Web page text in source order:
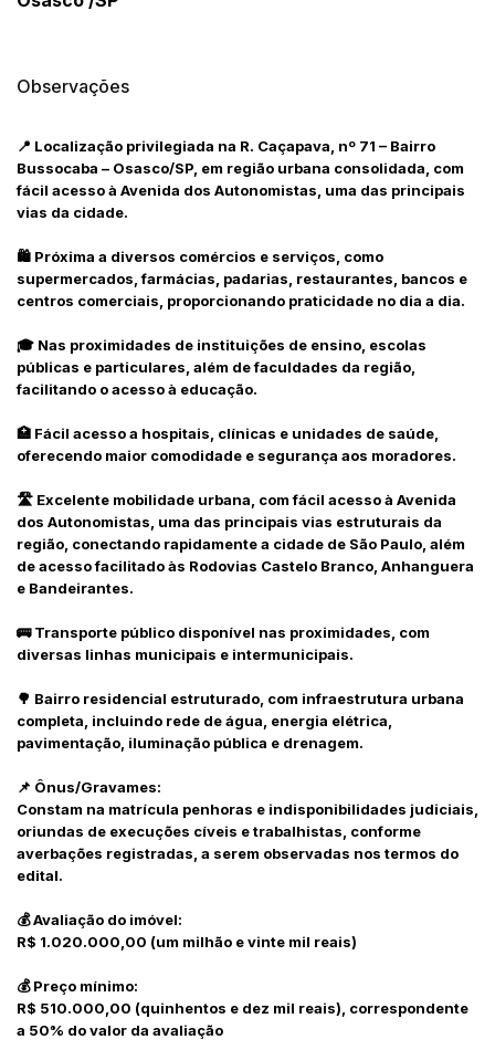
Observações
📍 Localização privilegiada na R. Caçapava, nº 71 – Bairro
Bussocaba – Osasco/SP, em região urbana consolidada, com
fácil acesso à Avenida dos Autonomistas, uma das principais
vias da cidade.
🛍 Próxima a diversos comércios e serviços, como
supermercados, farmácias, padarias, restaurantes, bancos e
centros comerciais, proporcionando praticidade no dia a dia.
🎓 Nas proximidades de instituições de ensino, escolas
públicas e particulares, além de faculdades da região,
facilitando o acesso à educação.
🏥 Fácil acesso a hospitais, clínicas e unidades de saúde,
oferecendo maior comodidade e segurança aos moradores.
🛣️ Excelente mobilidade urbana, com fácil acesso à Avenida
dos Autonomistas, uma das principais vias estruturais da
região, conectando rapidamente a cidade de São Paulo, além
de acesso facilitado às Rodovias Castelo Branco, Anhanguera
e Bandeirantes.
🚌 Transporte público disponível nas proximidades, com
diversas linhas municipais e intermunicipais.
🌳 Bairro residencial estruturado, com infraestrutura urbana
completa, incluindo rede de água, energia elétrica,
pavimentação, iluminação pública e drenagem.
📌 Ônus/Gravames:
Constam na matrícula penhoras e indisponibilidades judiciais,
oriundas de execuções cíveis e trabalhistas, conforme
averbações registradas, a serem observadas nos termos do
edital.
💰 Avaliação do imóvel:
R$ 1.020.000,00 (um milhão e vinte mil reais)
💰 Preço mínimo:
R$ 510.000,00 (quinhentos e dez mil reais), correspondente
a 50% do valor da avaliação
Data
14/04/2025 18:43:11 TIAGOFELIPE R$ 1,00
14/04/2025 18:43:11 TIAGOFELIPE R$ 1,00
Clique aqui para fazer login